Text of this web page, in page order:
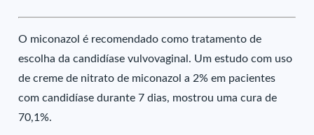
O miconazol é recomendado como tratamento de
escolha da candidíase vulvovaginal. Um estudo com uso
de creme de nitrato de miconazol a 2% em pacientes
com candidíase durante 7 dias, mostrou uma cura de
70,1%.